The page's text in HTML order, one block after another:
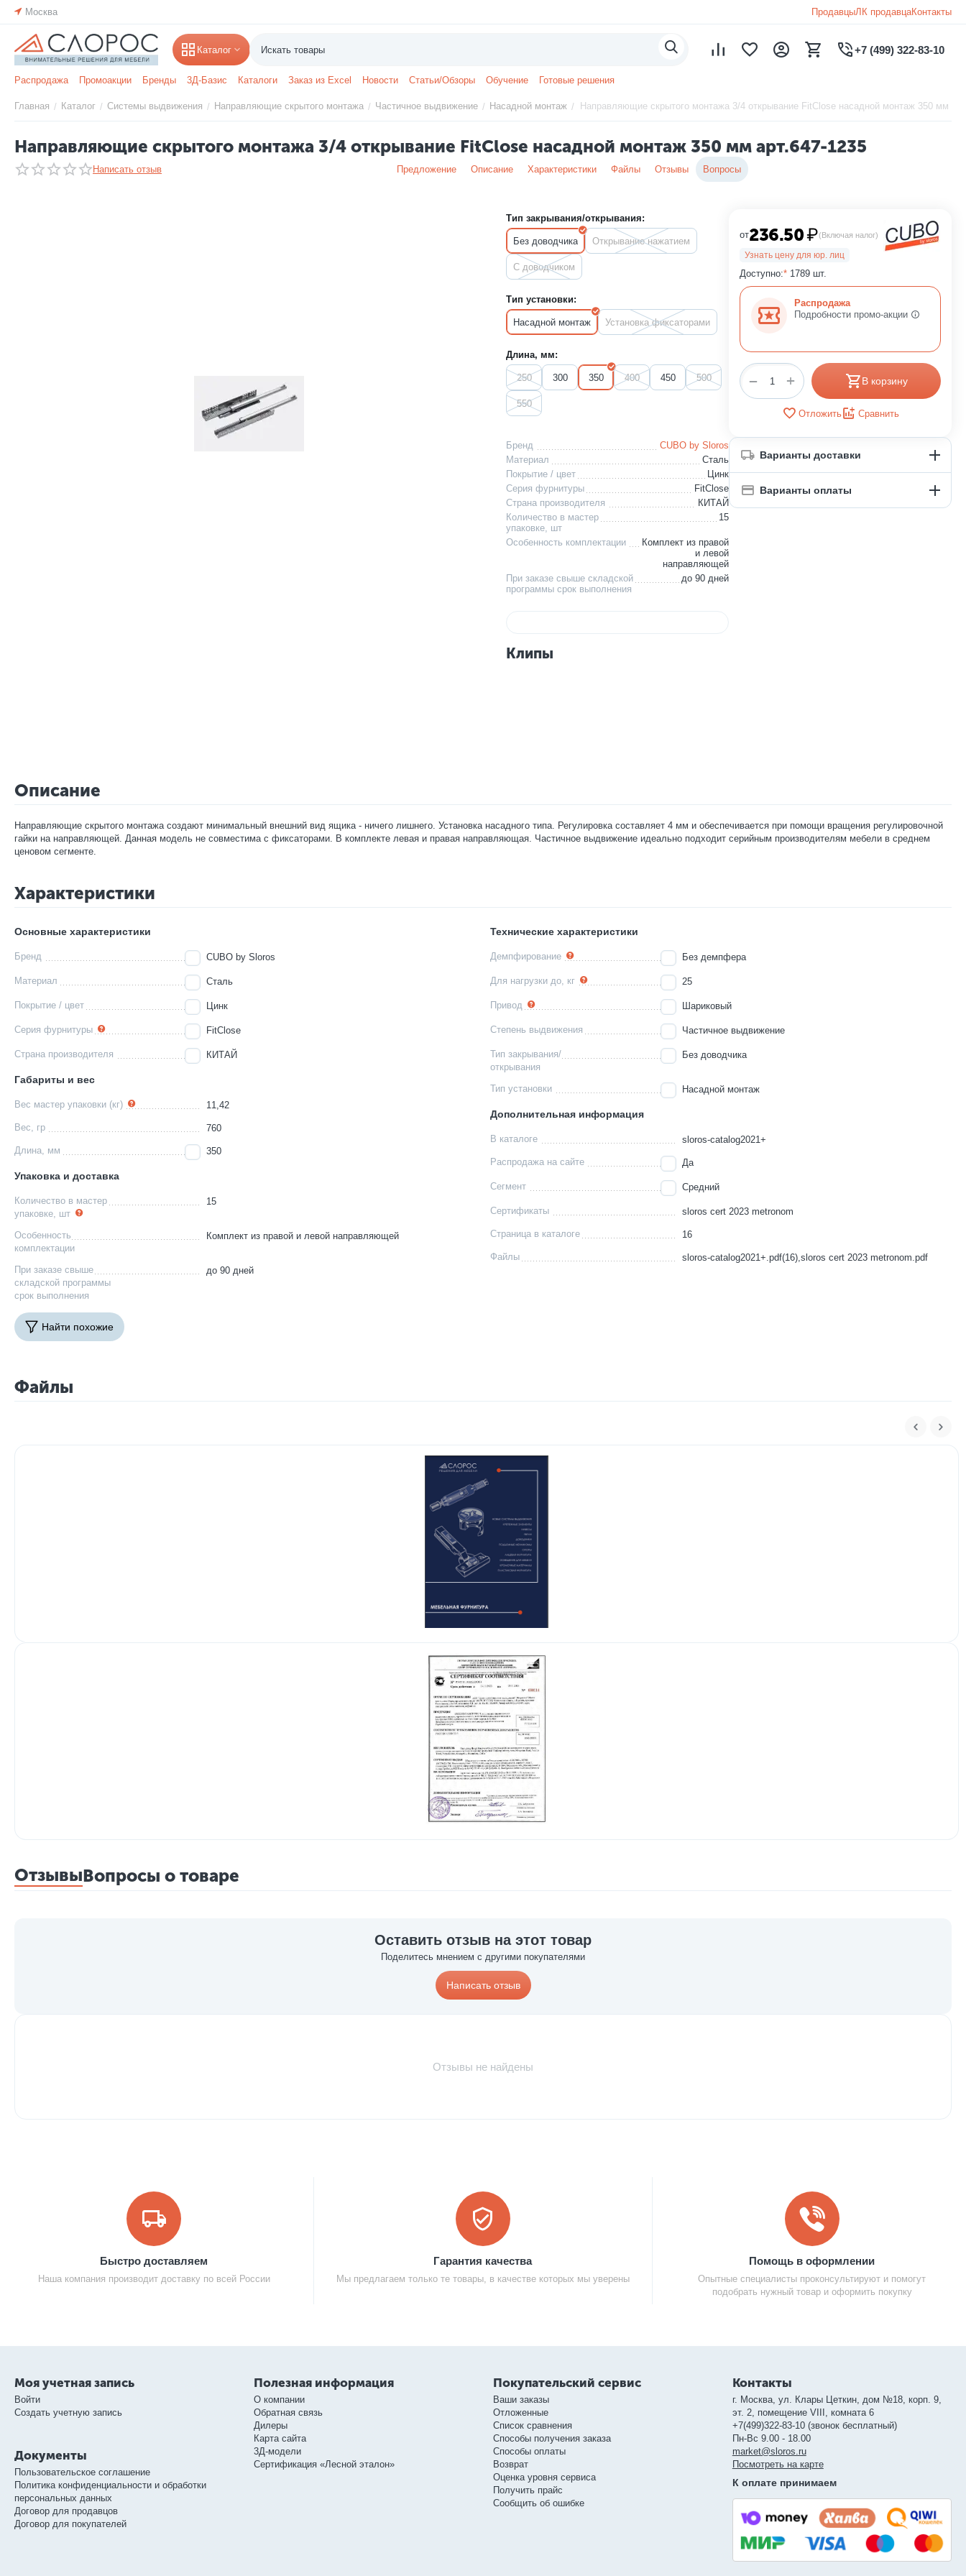
Москва ПродавцыЛК продавцаКонтакты
Каталог +7 (499) 322-83-10
Распродажа Промоакции Бренды 3Д-Базис Каталоги Заказ из Excel Новости Статьи/Обзоры Обучение Готовые решения
Главная / Каталог / Системы выдвижения / Направляющие скрытого монтажа / Частичное выдвижение / Насадной монтаж / Направляющие скрытого монтажа 3/4 открывание FitClose насадной монтаж 350 мм
Направляющие скрытого монтажа 3/4 открывание FitClose насадной монтаж 350 мм арт.647-1235
Написать отзыв Предложение Описание Характеристики Файлы Отзывы Вопросы
Тип закрывания/открывания:
Без доводчика Открывание нажатием
С доводчиком
Тип установки:
Насадной монтаж Установка фиксаторами
Длина, мм:
250 300 350 400 450 500
550
Бренд
CUBO by Sloros
Материал
Сталь
Покрытие / цвет
Цинк
Серия фурнитуры
FitClose
Страна производителя
КИТАЙ
Количество в мастер
упаковке, шт
15
Особенность комплектации
Комплект из правой
и левой
направляющей
При заказе свыше складской
программы срок выполнения
до 90 дней
Клипы
от236.50₽(Включая налог)
Узнать цену для юр. лиц
Доступно:* 1789 шт.
Распродажа
Подробности промо-акции
+
− В корзину
Отложить Сравнить
Варианты доставки
Варианты оплаты
Описание
Направляющие скрытого монтажа создают минимальный внешний вид ящика - ничего лишнего. Установка насадного типа. Регулировка составляет 4 мм и обеспечивается при помощи вращения регулировочной
гайки на направляющей. Данная модель не совместима с фиксаторами. В комплекте левая и правая направляющая. Частичное выдвижение идеально подходит серийным производителям мебели в среднем
ценовом сегменте.
Характеристики
Основные характеристики
Бренд CUBO by Sloros
Материал Сталь
Покрытие / цвет Цинк
Серия фурнитуры FitClose
Страна производителя КИТАЙ
Габариты и вес
Вес мастер упаковки (кг) 11,42
Вес, гр 760
Длина, мм 350
Упаковка и доставка
Количество в мастер
упаковке, шт
15
Особенность
комплектации
Комплект из правой и левой направляющей
При заказе свыше
складской программы
срок выполнения
до 90 дней
Технические характеристики
Демпфирование Без демпфера
Для нагрузки до, кг 25
Привод Шариковый
Степень выдвижения Частичное выдвижение
Тип закрывания/
открывания
Без доводчика
Тип установки Насадной монтаж
Дополнительная информация
В каталоге sloros-catalog2021+
Распродажа на сайте Да
Сегмент Средний
Сертификаты sloros cert 2023 metronom
Страница в каталоге 16
Файлы sloros-catalog2021+.pdf(16),sloros cert 2023 metronom.pdf
Найти похожие
Файлы
ОтзывыВопросы о товаре
Оставить отзыв на этот товар
Поделитесь мнением с другими покупателями
Написать отзыв
Отзывы не найдены
Быстро доставляем
Наша компания производит доставку по всей России
Гарантия качества
Мы предлагаем только те товары, в качестве которых мы уверены
Помощь в оформлении
Опытные специалисты проконсультируют и помогут
подобрать нужный товар и оформить покупку
Моя учетная запись
Войти
Создать учетную запись
Документы
Пользовательское соглашение
Политика конфиденциальности и обработки
персональных данных
Договор для продавцов
Договор для покупателей
Полезная информация
О компании
Обратная связь
Дилеры
Карта сайта
3Д-модели
Сертификация «Лесной эталон»
Покупательский сервис
Ваши заказы
Отложенные
Список сравнения
Способы получения заказа
Способы оплаты
Возврат
Оценка уровня сервиса
Получить прайс
Сообщить об ошибке
Контакты
г. Москва, ул. Клары Цеткин, дом №18, корп. 9,
эт. 2, помещение VIII, комната 6
+7(499)322-83-10 (звонок бесплатный)
Пн-Вс 9.00 - 18.00
market@sloros.ru
Посмотреть на карте
К оплате принимаем